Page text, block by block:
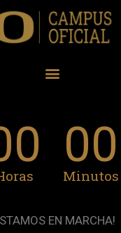
00
Minutos
EN MARCHA!